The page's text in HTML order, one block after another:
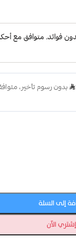
إلى السلة
إشتري الآن